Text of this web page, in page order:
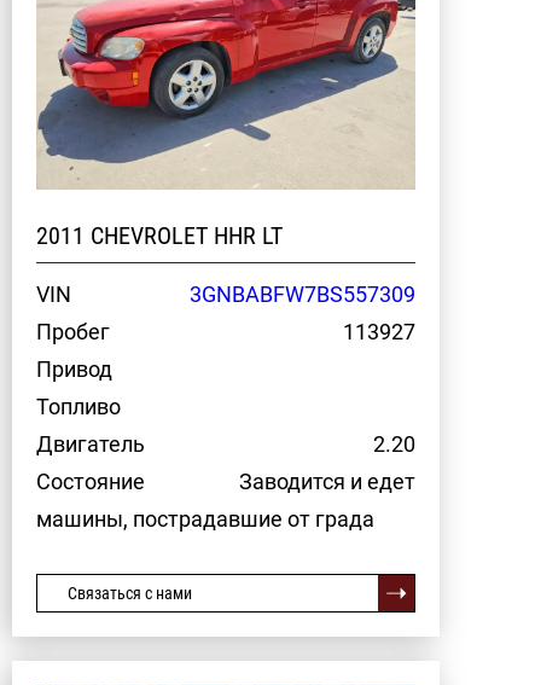
2011 CHEVROLET HHR LT
VIN
3GNBABFW7BS557309
Пробег
113927
Привод
Топливо
Двигатель
2.20
Состояние
Заводится и едет
машины, пострадавшие от града
Связаться с нами